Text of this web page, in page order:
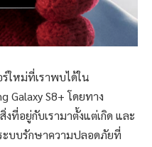
ใหม่ที่เราพบได้ใน
Galaxy S8+ โดยทาง
ที่อยู่กับเรามาตั้งแต่เกิด และ
ะบบรักษาความปลอดภัยที่